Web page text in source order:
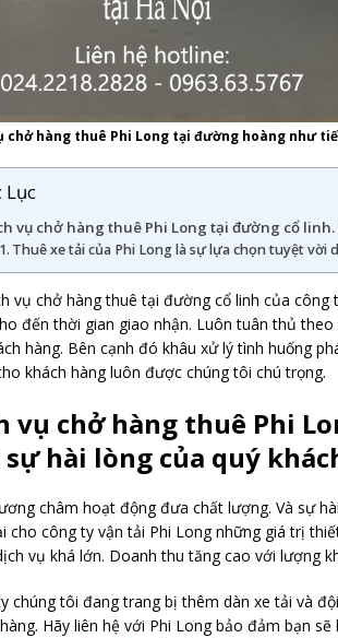
chở hàng thuê Phi Long tại đường hoàng như
Lục
vụ chở hàng thuê Phi Long tại đường cổ
Thuê xe tải của Phi Long là sự lựa chọn tuyệt vời
vụ chở hàng thuê tại đường cổ linh của
đến thời gian giao nhận. Luôn tuân thủ
hàng. Bên cạnh đó khâu xử lý tình huống
khách hàng luôn được chúng tôi chú trọng.
vụ chở hàng thuê Phi
hài lòng của quý
châm hoạt động đưa chất lượng. Và sự
cho công ty vận tải Phi Long những giá trị
vụ khá lớn. Doanh thu tăng cao với lượng
chúng tôi đang trang bị thêm dàn xe tải và
Hãy liên hệ với Phi Long bảo đảm bạn